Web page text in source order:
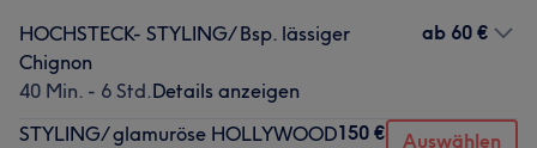
HOCHSTECK- STYLING/ Bsp. lässiger
Chignon
40 Min. - 6 Std.Details anzeigen
ab 60 €
STYLING/ glamuröse HOLLYWOOD150 € Auswählen